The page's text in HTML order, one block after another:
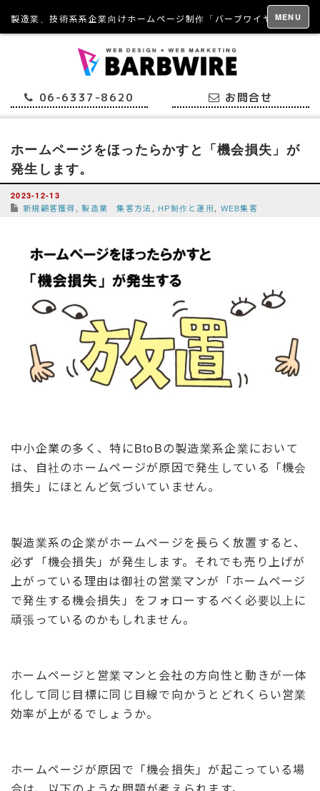
製造業、技術系系企業向けホームページ制作「バーブワイヤー」
MENU
06-6337-8620 お問合せ
ホームページをほったらかすと「機会損失」が
発生します。
2023-12-13
新規顧客獲得,製造業 集客方法 , HP制作と運用, WEB集客
中小企業の多く、特にBtoBの製造業系企業において
は、自社のホームページが原因で発生している「機会
損失」にほとんど気づいていません。
製造業系の企業がホームページを長らく放置すると、
必ず「機会損失」が発生します。それでも売り上げが
上がっている理由は御社の営業マンが「ホームページ
で発生する機会損失」をフォローするべく必要以上に
頑張っているのかもしれません。
ホームページと営業マンと会社の方向性と動きが一体
化して同じ目標に同じ目線で向かうとどれくらい営業
効率が上がるでしょうか。
ホームページが原因で「機会損失」が起こっている場